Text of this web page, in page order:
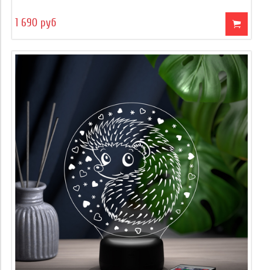
1 690 руб